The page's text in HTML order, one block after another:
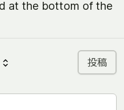
at the bottom of the
投稿